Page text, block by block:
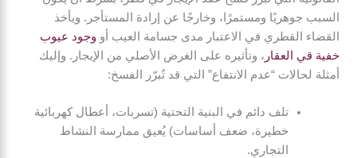
السبب جوهريًا ومستمرًا، وخارجًا عن إرادة المستأجر. ويأخذ
القضاء القطري في الاعتبار مدى جسامة العيب أو وجود عيوب
خفية قي العقار ، وتأثيره على الغرض الأصلي من الإيجار. وإليك
أمثلة لحالات “عدم الانتفاع” التي قد تُبرّر الفسخ:
تلف دائم في البنية التحتية (تسربات، أعطال كهربائية
خطيرة، ضعف أساسات) يُعيق ممارسة النشاط
التجاري.